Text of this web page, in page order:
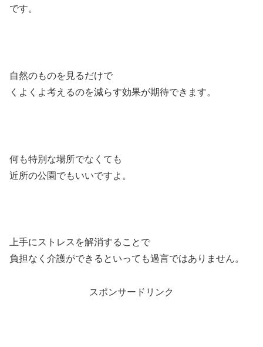
です。
自然のものを見るだけで
くよくよ考えるのを減らす効果が期待できます。
何も特別な場所でなくても
近所の公園でもいいですよ。
上手にストレスを解消することで
負担なく介護ができるといっても過言ではありません。
スポンサードリンク